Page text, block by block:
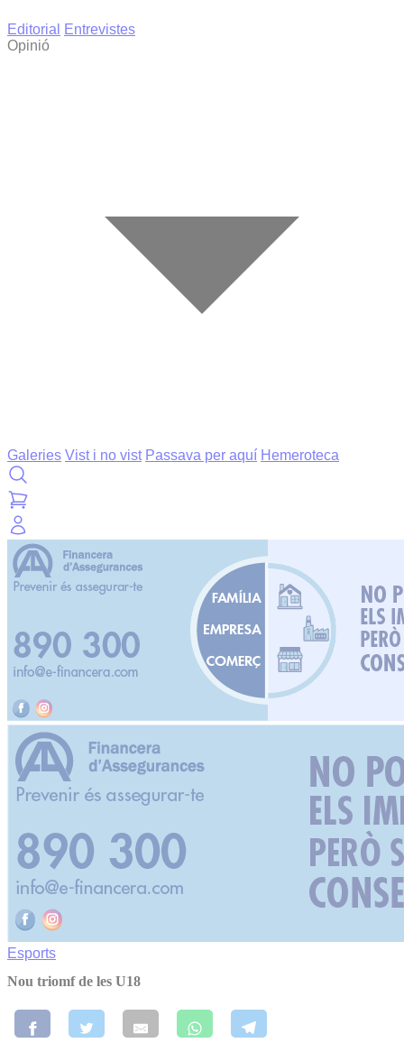
Editorial
Entrevistes
Opinió
Galeries Vist i no vist Passava per aquí Hemeroteca
Esports
Nou triomf de les U18